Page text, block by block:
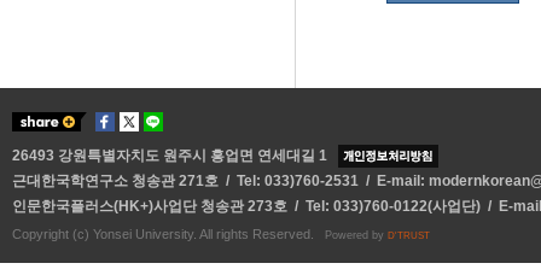
26493 강원특별자치도 원주시 흥업면 연세대길 1
근대한국학연구소 청송관 271호 / Tel: 033)760-2531 / E-mail:
인문한국플러스(HK+)사업단 청송관 273호 / Tel: 033)760-0122(사업단) / E-
Copyright (c) Yonsei University. All rights Reserved. Powered by D'TRUST